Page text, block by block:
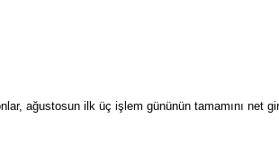
ağustosun ilk üç işlem gününün tamamını net